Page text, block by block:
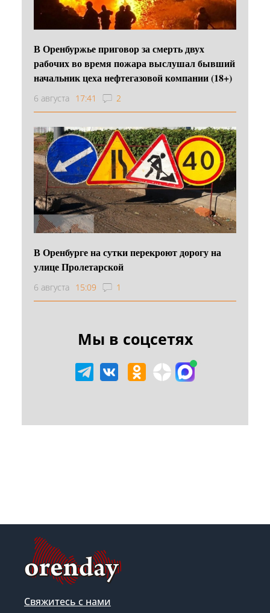
В Оренбуржье приговор за смерть двух
рабочих во время пожара выслушал бывший
начальник цеха нефтегазовой компании (18+)
6 августа 17:41 2
В Оренбурге на сутки перекроют дорогу на
улице Пролетарской
6 августа 15:09 1
Мы в соцсетях
Свяжитесь с нами